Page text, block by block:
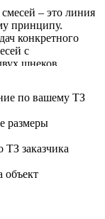
– это линия
принципу.
конкретного
с
шнеков,
– до 60 рабочих
ручная
можно добавить
помогут
для
по вашему ТЗ
размеры
заказчика
объект